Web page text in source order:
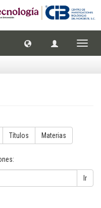
Títulos Materias
Ir